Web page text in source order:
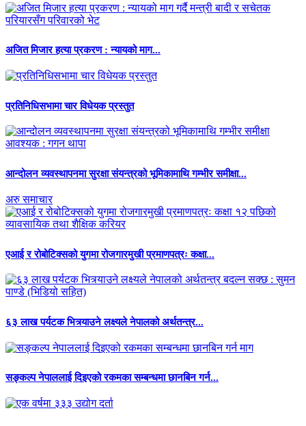
अजित मिजार हत्या प्रकरण : न्यायको माग...
प्रतिनिधिसभामा चार विधेयक प्रस्तुत
आन्दोलन व्यवस्थापनमा सुरक्षा संयन्त्रको भूमिकामाथि गम्भीर समीक्षा...
अरु समाचार
एआई र रोबोटिक्सको युगमा रोजगारमुखी प्रमाणपत्रः कक्षा...
६३ लाख पर्यटक भित्र्याउने लक्ष्यले नेपालको अर्थतन्त्र...
सङ्कल्प नेपाललाई दिइएको रकमका सम्बन्धमा छानबिन गर्न...